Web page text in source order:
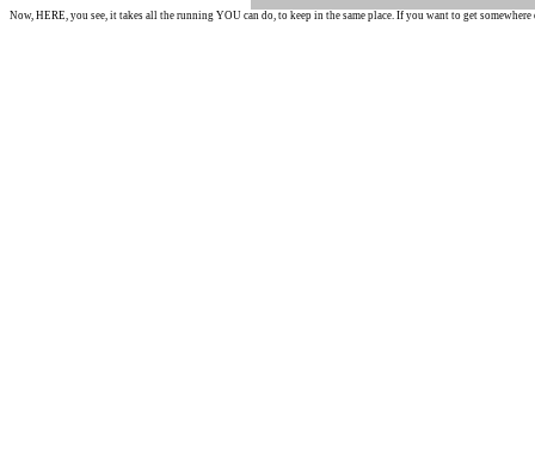
Now, HERE, you see, it takes all the running YOU can do, to keep in the same place. If you want to get